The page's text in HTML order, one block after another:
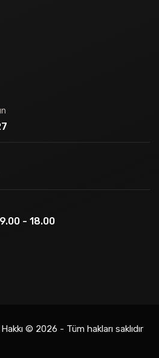
- 18.00
© 2026 - Tüm hakları saklıdır